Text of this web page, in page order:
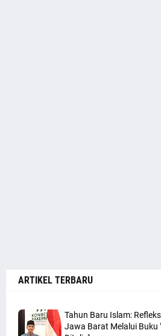
ARTIKEL TERBARU
Tahun Baru Islam:
Jawa Barat Melalui Buku